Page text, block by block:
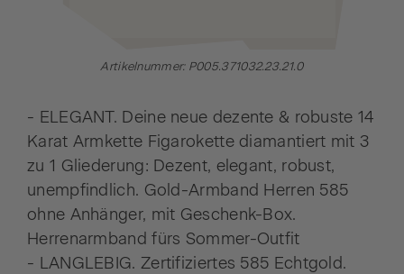
Artikelnummer: P005.371032.23.21.0
- ELEGANT. Deine neue dezente & robuste 14
Karat Armkette Figarokette diamantiert mit 3
zu 1 Gliederung: Dezent, elegant, robust,
unempfindlich. Gold-Armband Herren 585
ohne Anhänger, mit Geschenk-Box.
Herrenarmband fürs Sommer-Outfit
- LANGLEBIG. Zertifiziertes 585 Echtgold.